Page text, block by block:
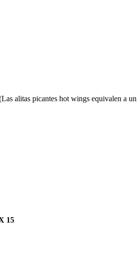
alitas picantes hot wings equivalen a un
15